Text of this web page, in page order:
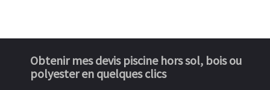
Obtenir mes devis piscine hors sol, bois ou
polyester en quelques clics